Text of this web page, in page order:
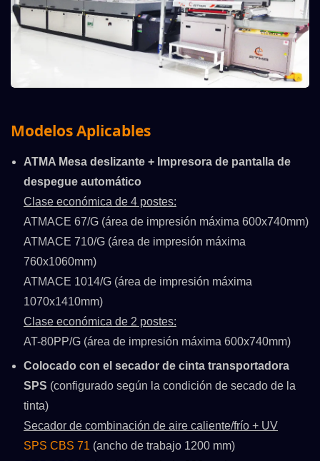
Modelos Aplicables
ATMA Mesa deslizante + Impresora de pantalla de
despegue automático
Clase económica de 4 postes:
ATMACE 67/G (área de impresión máxima 600x740mm)
ATMACE 710/G (área de impresión máxima
760x1060mm)
ATMACE 1014/G (área de impresión máxima
1070x1410mm)
Clase económica de 2 postes:
AT-80PP/G (área de impresión máxima 600x740mm)
Colocado con el secador de cinta transportadora
SPS (configurado según la condición de secado de la
tinta)
Secador de combinación de aire caliente/frío + UV
SPS CBS 71 (ancho de trabajo 1200 mm)